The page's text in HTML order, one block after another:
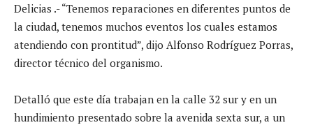
Delicias .- “Tenemos reparaciones en diferentes puntos de
la ciudad, tenemos muchos eventos los cuales estamos
atendiendo con prontitud”, dijo Alfonso Rodríguez Porras,
director técnico del organismo.
Detalló que este día trabajan en la calle 32 sur y en un
hundimiento presentado sobre la avenida sexta sur, a un